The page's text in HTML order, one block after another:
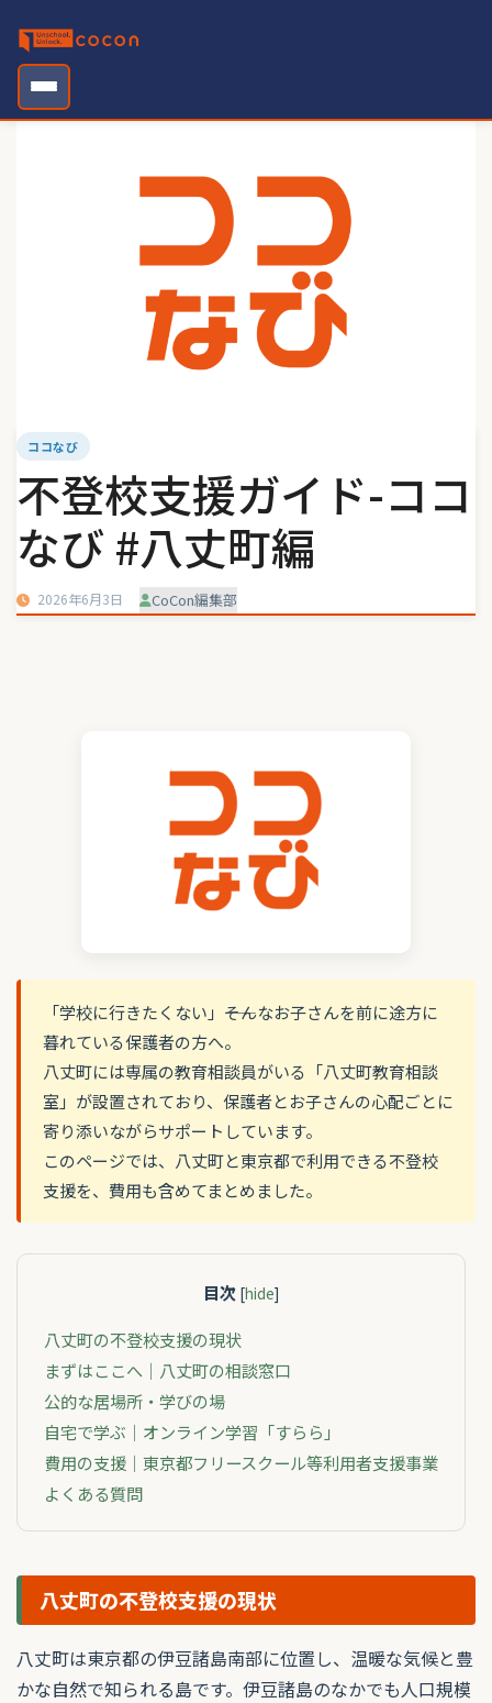
content
ココなび
不登校支援ガイド-ココ
なび #八丈町編
2026年6月3日 CoCon編集部
「学校に行きたくない」――そんなお子さんを前に途方に
暮れている保護者の方へ。
八丈町には専属の教育相談員がいる「八丈町教育相談
室」が設置されており、保護者とお子さんの心配ごとに
寄り添いながらサポートしています。
このページでは、八丈町と東京都で利用できる不登校
支援を、費用も含めてまとめました。
目次 [hide]
八丈町の不登校支援の現状
まずはここへ｜八丈町の相談窓口
公的な居場所・学びの場
自宅で学ぶ｜オンライン学習「すらら」
費用の支援｜東京都フリースクール等利用者支援事業
よくある質問
八丈町の不登校支援の現状
八丈町は東京都の伊豆諸島南部に位置し、温暖な気候と豊
かな自然で知られる島です。伊豆諸島のなかでも人口規模